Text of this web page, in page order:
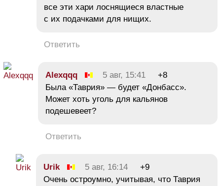
все эти хари лоснящиеся властные
с их подачками для нищих.
Ответить
Alexqqq 5 авг, 15:41
+8
Была «Таврия» — будет «Донбасс».
Может хоть уголь для кальянов
подешевеет?
Ответить
Urik 5 авг, 16:14
+9
Очень остроумно, учитывая, что Таврия